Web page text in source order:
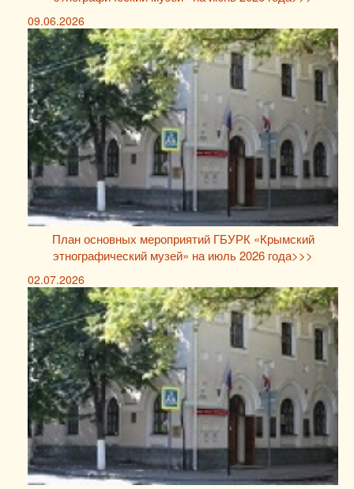
09.06.2026
План основных мероприятий ГБУРК «Крымский
этнографический музей» на июль 2026 года>>>
02.07.2026